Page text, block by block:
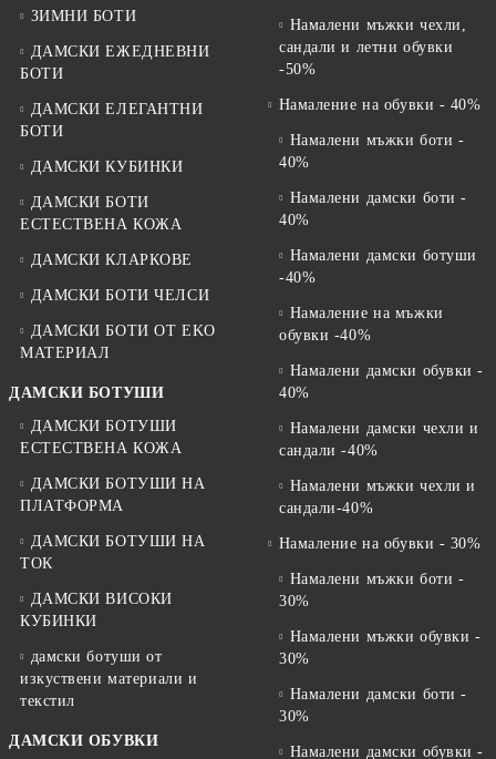
ЗИМНИ БОТИ
ДАМСКИ ЕЖЕДНЕВНИ
БОТИ
ДАМСКИ ЕЛЕГАНТНИ
БОТИ
ДАМСКИ КУБИНКИ
ДАМСКИ БОТИ
ЕСТЕСТВЕНА КОЖА
ДАМСКИ КЛАРКОВЕ
ДАМСКИ БОТИ ЧЕЛСИ
ДАМСКИ БОТИ ОТ EKO
МАТЕРИАЛ
ДАМСКИ БОТУШИ
ДАМСКИ БОТУШИ
ЕСТЕСТВЕНА КОЖА
ДАМСКИ БОТУШИ НА
ПЛАТФОРМА
ДАМСКИ БОТУШИ НА
ТОК
ДАМСКИ ВИСОКИ
КУБИНКИ
дамски ботуши от
изкуствени материали и
текстил
ДАМСКИ ОБУВКИ
Намалени мъжки чехли,
сандали и летни обувки
-50%
Намаление на обувки - 40%
Намалени мъжки боти -
40%
Намалени дамски боти -
40%
Намалени дамски ботуши
-40%
Намаление на мъжки
обувки -40%
Намалени дамски обувки -
40%
Намалени дамски чехли и
сандали -40%
Намалени мъжки чехли и
сандали-40%
Намаление на обувки - 30%
Намалени мъжки боти -
30%
Намалени мъжки обувки -
30%
Намалени дамски боти -
30%
Намалени дамски обувки -